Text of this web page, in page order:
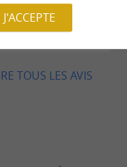
Ncr le 15/07/2026
TOUS LES AVIS
J'ACCEPTE